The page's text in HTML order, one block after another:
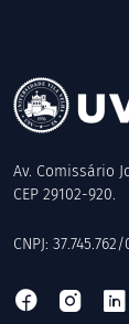
Av. Comissário
CEP 29102-920.
CNPJ: